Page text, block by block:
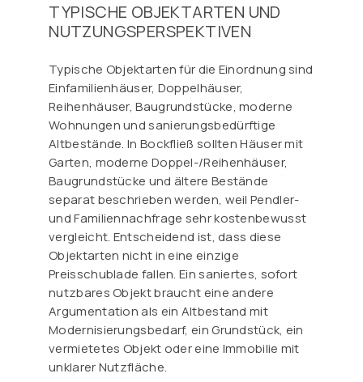
TYPISCHE OBJEKTARTEN UND
NUTZUNGSPERSPEKTIVEN
Typische Objektarten für die Einordnung sind
Einfamilienhäuser, Doppelhäuser,
Reihenhäuser, Baugrundstücke, moderne
Wohnungen und sanierungsbedürftige
Altbestände. In Bockfließ sollten Häuser mit
Garten, moderne Doppel-/Reihenhäuser,
Baugrundstücke und ältere Bestände
separat beschrieben werden, weil Pendler-
und Familiennachfrage sehr kostenbewusst
vergleicht. Entscheidend ist, dass diese
Objektarten nicht in eine einzige
Preisschublade fallen. Ein saniertes, sofort
nutzbares Objekt braucht eine andere
Argumentation als ein Altbestand mit
Modernisierungsbedarf, ein Grundstück, ein
vermietetes Objekt oder eine Immobilie mit
unklarer Nutzfläche.